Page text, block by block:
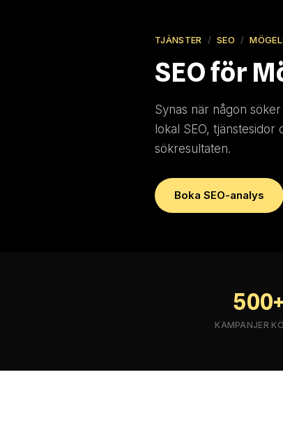
TJÄNSTER / SEO /
SEO för
Synas när någon
lokal SEO,
sökresultaten.
Boka SEO-analys
500+
KAMPANJER